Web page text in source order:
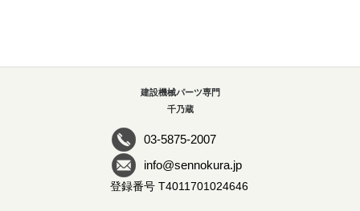
建設機械パーツ専門
千乃蔵
03-5875-2007
info@sennokura.jp
登録番号 T4011701024646